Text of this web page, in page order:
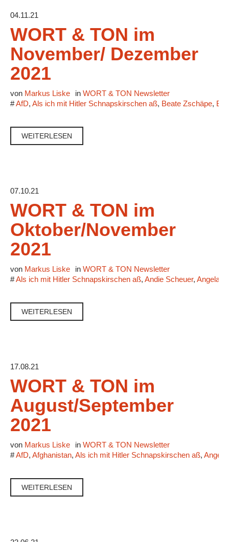
04.11.21
WORT & TON im
November/ Dezember
2021
von Markus Liske in WORT & TON Newsletter
#AfD, Als ich mit Hitler Schnapskirschen aß, Beate Zschäpe,
WEITERLESEN
07.10.21
WORT & TON im
Oktober/November
2021
von Markus Liske in WORT & TON Newsletter
#Als ich mit Hitler Schnapskirschen aß, Andie Scheuer, Angela
WEITERLESEN
17.08.21
WORT & TON im
August/September
2021
von Markus Liske in WORT & TON Newsletter
#AfD, Afghanistan, Als ich mit Hitler Schnapskirschen aß,
WEITERLESEN